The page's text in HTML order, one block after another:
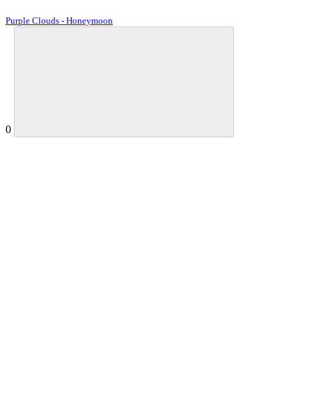
Purple Clouds - Honeymoon
0